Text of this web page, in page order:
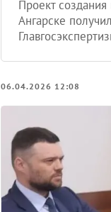
Проект
Ангарске
06.04.2026 12:08